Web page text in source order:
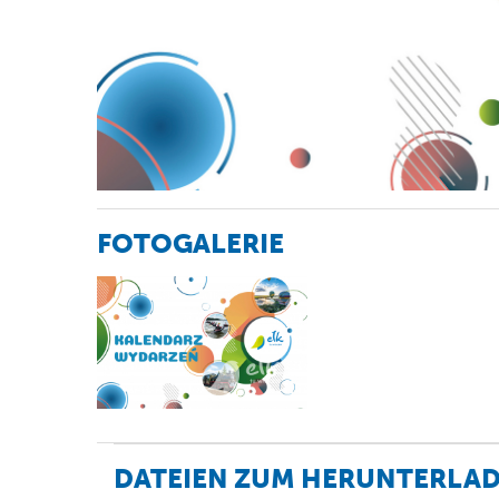
FOTOGALERIE
DATEIEN ZUM